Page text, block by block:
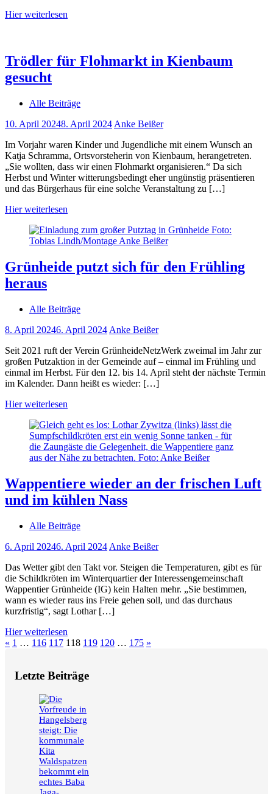
Hier weiterlesen
Trödler für Flohmarkt in Kienbaum
gesucht
Alle Beiträge
10. April 20248. April 2024 Anke Beißer
Im Vorjahr waren Kinder und Jugendliche mit einem Wunsch an
Katja Schramma, Ortsvorsteherin von Kienbaum, herangetreten.
„Sie wollten, dass wir einen Flohmarkt organisieren.“ Da sich
Herbst und Winter witterungsbedingt eher ungünstig präsentieren
und das Bürgerhaus für eine solche Veranstaltung zu […]
Hier weiterlesen
Grünheide putzt sich für den Frühling
heraus
Alle Beiträge
8. April 20246. April 2024 Anke Beißer
Seit 2021 ruft der Verein GrünheideNetzWerk zweimal im Jahr zur
großen Putzaktion in der Gemeinde auf – einmal im Frühling und
einmal im Herbst. Für den 12. bis 14. April steht der nächste Termin
im Kalender. Dann heißt es wieder: […]
Hier weiterlesen
Wappentiere wieder an der frischen Luft
und im kühlen Nass
Alle Beiträge
6. April 20246. April 2024 Anke Beißer
Das Wetter gibt den Takt vor. Steigen die Temperaturen, gibt es für
die Schildkröten im Winterquartier der Interessengemeinschaft
Wappentier Grünheide (IG) kein Halten mehr. „Sie bestimmen,
wann es wieder raus ins Freie gehen soll, und das durchaus
kurzfristig“, sagt Lothar […]
Hier weiterlesen
Seitennummerierung
Beiträge
« Vorherige
1 … 116 117 118 119 120 … 175 Nächste
»
Letzte Beiträge